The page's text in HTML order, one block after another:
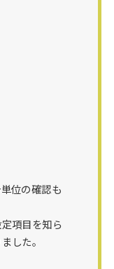
位の確認も
項目を知ら
した。